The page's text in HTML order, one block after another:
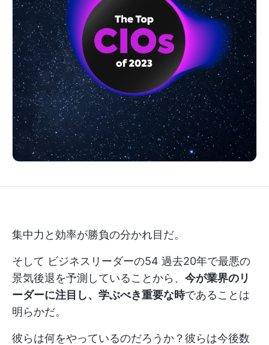
集中力と効率が勝負の分かれ目だ。
そして ビジネスリーダーの54 過去20年で最悪の
景気後退を予測していることから、 今が業界のリ
ーダーに注目し、学ぶべき重要な時であることは
明らかだ。
彼らは何をやっているのだろうか？彼らは今後数